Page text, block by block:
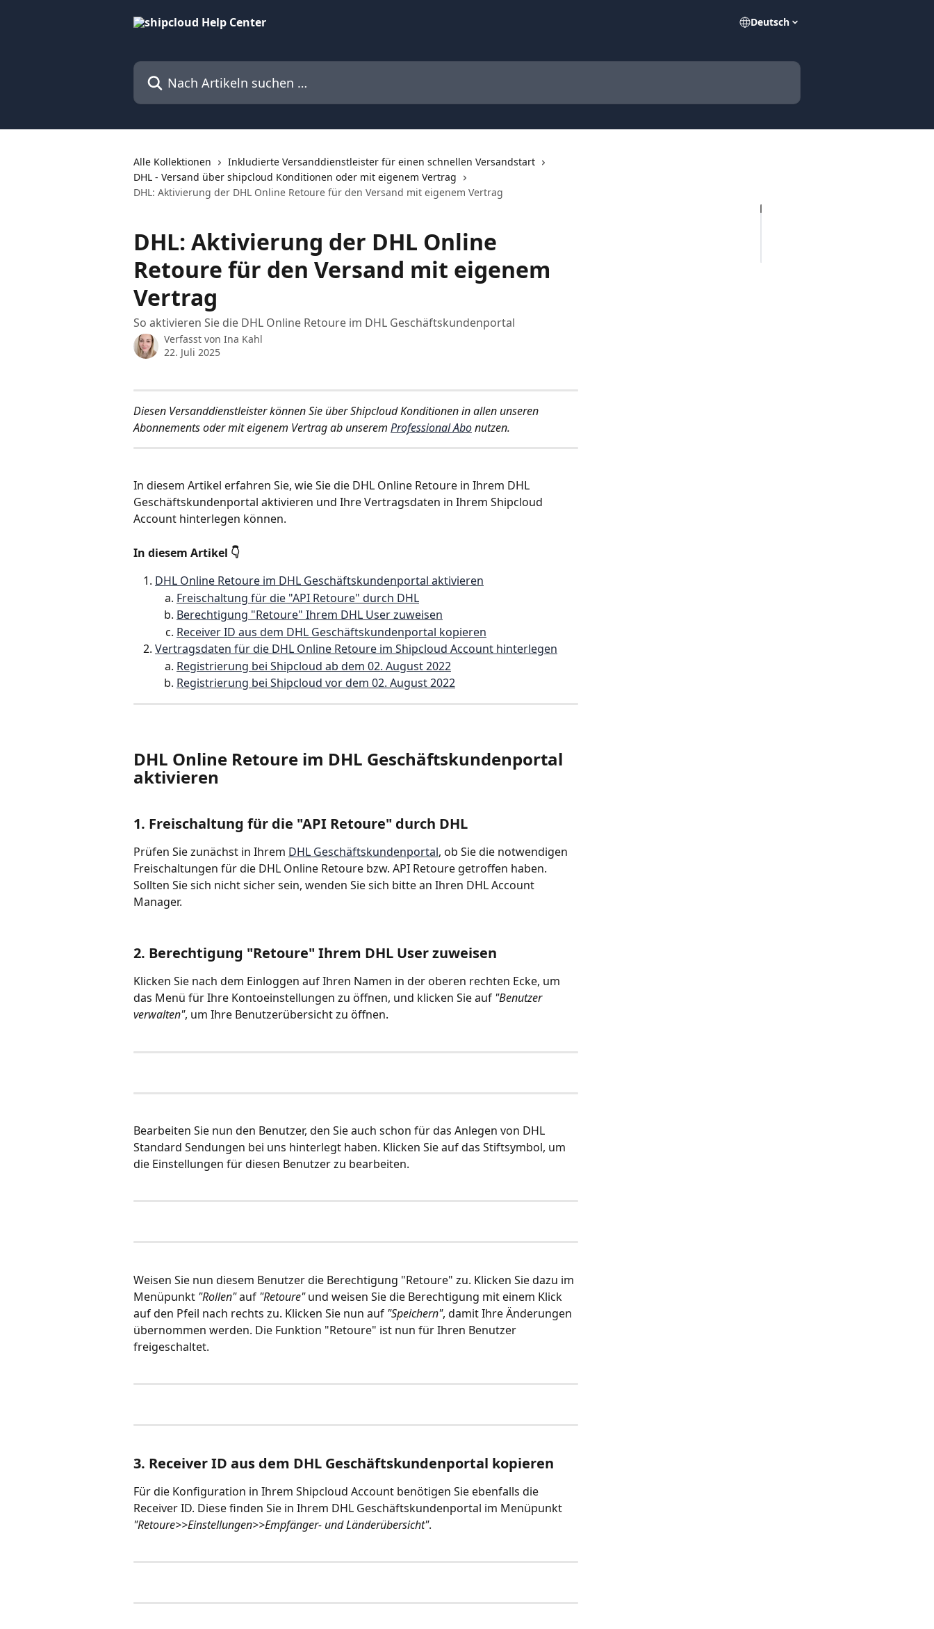
Deutsch
Nach Artikeln suchen …
Alle Kollektionen
Inkludierte Versanddienstleister für einen schnellen Versandstart
DHL - Versand über shipcloud Konditionen oder mit eigenem Vertrag
DHL: Aktivierung der DHL Online Retoure für den Versand mit eigenem Vertrag
DHL: Aktivierung der DHL Online
Retoure für den Versand mit eigenem
Vertrag
So aktivieren Sie die DHL Online Retoure im DHL Geschäftskundenportal
Verfasst von Ina Kahl
22. Juli 2025
Diesen Versanddienstleister können Sie über Shipcloud Konditionen in allen unseren
Abonnements oder mit eigenem Vertrag ab unserem Professional Abo nutzen.
In diesem Artikel erfahren Sie, wie Sie die DHL Online Retoure in Ihrem DHL
Geschäftskundenportal aktivieren und Ihre Vertragsdaten in Ihrem Shipcloud
Account hinterlegen können.
In diesem Artikel 👇
DHL Online Retoure im DHL Geschäftskundenportal aktivieren
Freischaltung für die "API Retoure" durch DHL
Berechtigung "Retoure" Ihrem DHL User zuweisen
Receiver ID aus dem DHL Geschäftskundenportal kopieren
Vertragsdaten für die DHL Online Retoure im Shipcloud Account hinterlegen
Registrierung bei Shipcloud ab dem 02. August 2022
Registrierung bei Shipcloud vor dem 02. August 2022
DHL Online Retoure im DHL Geschäftskundenportal
aktivieren
1. Freischaltung für die "API Retoure" durch DHL
Prüfen Sie zunächst in Ihrem DHL Geschäftskundenportal, ob Sie die notwendigen
Freischaltungen für die DHL Online Retoure bzw. API Retoure getroffen haben.
Sollten Sie sich nicht sicher sein, wenden Sie sich bitte an Ihren DHL Account
Manager.
2. Berechtigung "Retoure" Ihrem DHL User zuweisen
Klicken Sie nach dem Einloggen auf Ihren Namen in der oberen rechten Ecke, um
das Menü für Ihre Kontoeinstellungen zu öffnen, und klicken Sie auf "Benutzer
verwalten", um Ihre Benutzerübersicht zu öffnen.
Bearbeiten Sie nun den Benutzer, den Sie auch schon für das Anlegen von DHL
Standard Sendungen bei uns hinterlegt haben. Klicken Sie auf das Stiftsymbol, um
die Einstellungen für diesen Benutzer zu bearbeiten.
Weisen Sie nun diesem Benutzer die Berechtigung "Retoure" zu. Klicken Sie dazu im
Menüpunkt "Rollen" auf "Retoure" und weisen Sie die Berechtigung mit einem Klick
auf den Pfeil nach rechts zu. Klicken Sie nun auf "Speichern", damit Ihre Änderungen
übernommen werden. Die Funktion "Retoure" ist nun für Ihren Benutzer
freigeschaltet.
3. Receiver ID aus dem DHL Geschäftskundenportal kopieren
Für die Konfiguration in Ihrem Shipcloud Account benötigen Sie ebenfalls die
Receiver ID. Diese finden Sie in Ihrem DHL Geschäftskundenportal im Menüpunkt
"Retoure>>Einstellungen>>Empfänger- und Länderübersicht".